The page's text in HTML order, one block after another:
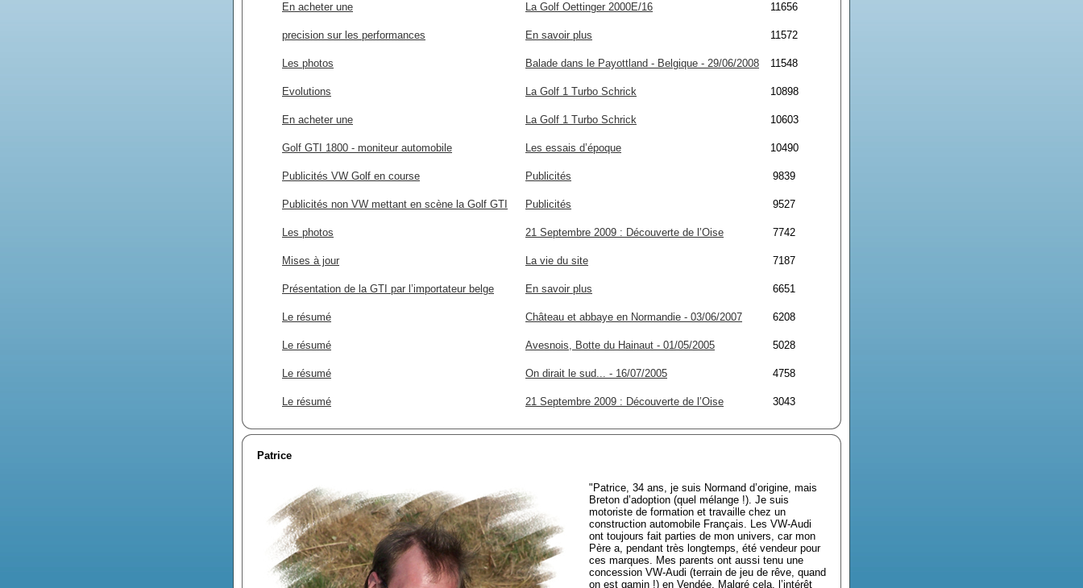
En acheter une La Golf Oettinger 2000E/16 11656
precision sur les performances En savoir plus 11572
Les photos Balade dans le Payottland - Belgique - 29/06/2008 11548
Evolutions La Golf 1 Turbo Schrick 10898
En acheter une La Golf 1 Turbo Schrick 10603
Golf GTI 1800 - moniteur automobile Les essais d’époque 10490
Publicités VW Golf en course Publicités 9839
Publicités non VW mettant en scène la Golf GTI Publicités 9527
Les photos 21 Septembre 2009 : Découverte de l’Oise 7742
Mises à jour La vie du site 7187
Présentation de la GTI par l’importateur belge En savoir plus 6651
Le résumé Château et abbaye en Normandie - 03/06/2007 6208
Le résumé Avesnois, Botte du Hainaut - 01/05/2005 5028
Le résumé On dirait le sud... - 16/07/2005 4758
Le résumé 21 Septembre 2009 : Découverte de l’Oise 3043
Patrice
"Patrice, 34 ans, je suis Normand d’origine, mais
Breton d’adoption (quel mélange !). Je suis
motoriste de formation et travaille chez un
construction automobile Français. Les VW-Audi
ont toujours fait parties de mon univers, car mon
Père a, pendant très longtemps, été vendeur pour
ces marques. Mes parents ont aussi tenu une
concession VW-Audi (terrain de jeu de rêve, quand
on est gamin !) en Vendée. Malgré cela, l’intérêt